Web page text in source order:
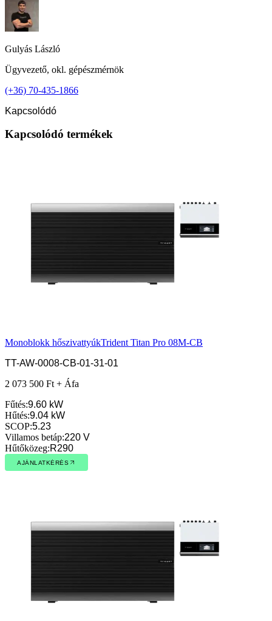
Gulyás László
Ügyvezető, okl. gépészmérnök
(+36) 70-435-1866
Kapcsolódó
Kapcsolódó termékek
Monoblokk hőszivattyúkTrident Titan Pro 08M-CB
TT-AW-0008-CB-01-31-01
2 073 500 Ft + Áfa
Fűtés:9.60 kW
Hűtés:9.04 kW
SCOP:5.23
Villamos betáp:220 V
Hűtőközeg:R290
AJÁNLATKÉRÉS